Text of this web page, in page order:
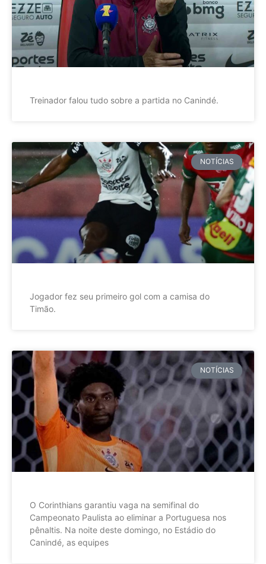
Treinador falou tudo sobre a partida no Canindé.
NOTÍCIAS
Jogador fez seu primeiro gol com a camisa do
Timão.
NOTÍCIAS
O Corinthians garantiu vaga na semifinal do
Campeonato Paulista ao eliminar a Portuguesa nos
pênaltis. Na noite deste domingo, no Estádio do
Canindé, as equipes